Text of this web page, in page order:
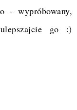
- wypróbowany,
go :)